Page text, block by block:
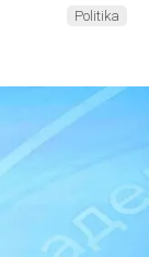
Politika